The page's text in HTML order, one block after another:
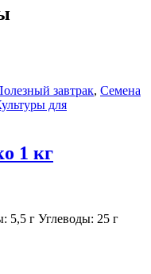
завтрак, Семена
для
1 кг
5,5 г Углеводы: 25 г